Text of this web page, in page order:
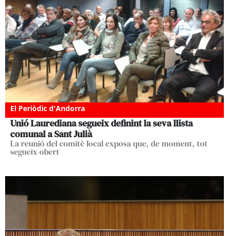
El Periòdic d'Andorra
Unió Laurediana segueix definint la seva llista
comunal a Sant Julià
La reunió del comitè local exposa que, de moment, tot
segueix obert